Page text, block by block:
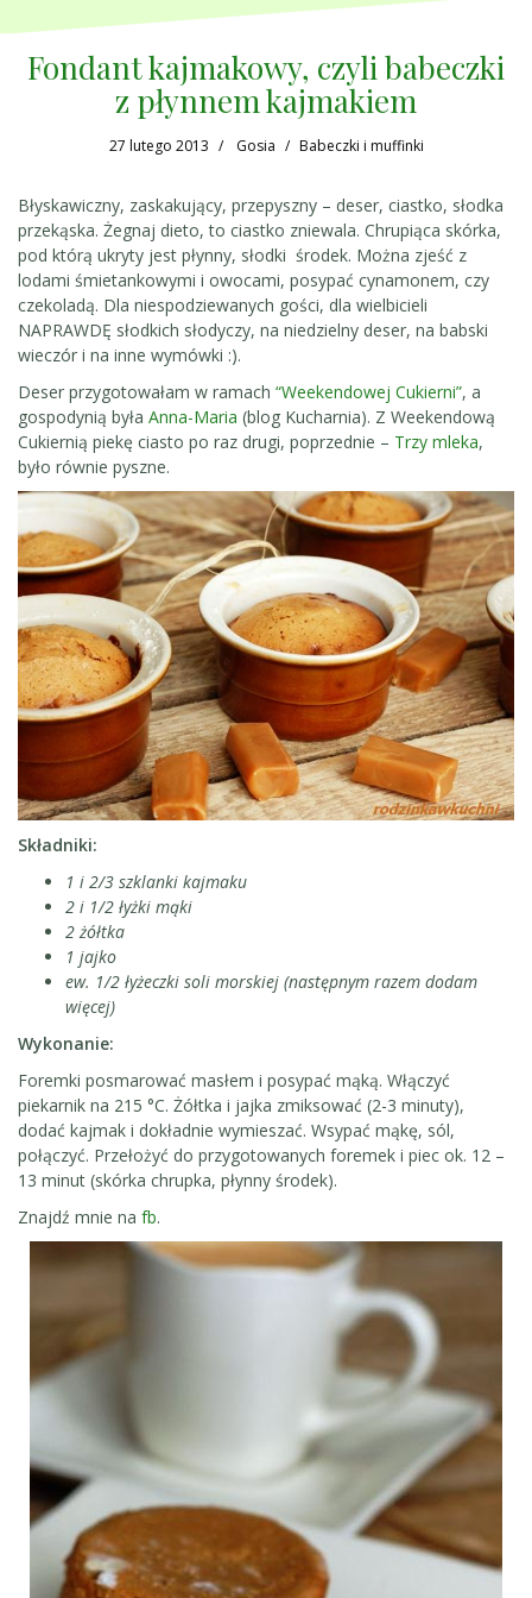
Fondant kajmakowy, czyli babeczki
z płynnem kajmakiem
27 lutego 2013 Gosia Babeczki i muffinki
Błyskawiczny, zaskakujący, przepyszny – deser, ciastko, słodka
przekąska. Żegnaj dieto, to ciastko zniewala. Chrupiąca skórka,
pod którą ukryty jest płynny, słodki środek. Można zjeść z
lodami śmietankowymi i owocami, posypać cynamonem, czy
czekoladą. Dla niespodziewanych gości, dla wielbicieli
NAPRAWDĘ słodkich słodyczy, na niedzielny deser, na babski
wieczór i na inne wymówki :).
Deser przygotowałam w ramach “Weekendowej Cukierni”, a
gospodynią była Anna-Maria (blog Kucharnia). Z Weekendową
Cukiernią piekę ciasto po raz drugi, poprzednie – Trzy mleka,
było równie pyszne.
Składniki:
1 i 2/3 szklanki kajmaku
2 i 1/2 łyżki mąki
2 żółtka
1 jajko
ew. 1/2 łyżeczki soli morskiej (następnym razem dodam
więcej)
Wykonanie:
Foremki posmarować masłem i posypać mąką. Włączyć
piekarnik na 215 °C. Żółtka i jajka zmiksować (2-3 minuty),
dodać kajmak i dokładnie wymieszać. Wsypać mąkę, sól,
połączyć. Przełożyć do przygotowanych foremek i piec ok. 12 –
13 minut (skórka chrupka, płynny środek).
Znajdź mnie na fb.